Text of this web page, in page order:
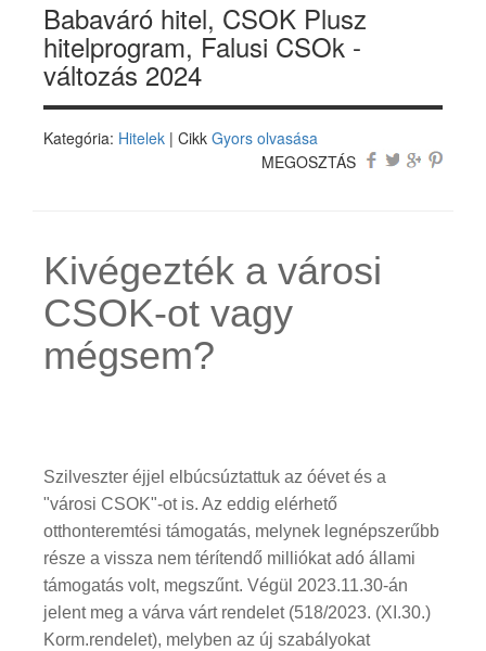
Babaváró hitel, CSOK Plusz
hitelprogram, Falusi CSOk -
változás 2024
Kategória: Hitelek | Cikk Gyors olvasása
MEGOSZTÁS
Kivégezték a városi
CSOK-ot vagy
mégsem?
Szilveszter éjjel elbúcsúztattuk az óévet és a
"városi CSOK"-ot is. Az eddig elérhető
otthonteremtési támogatás, melynek legnépszerűbb
része a vissza nem térítendő milliókat adó állami
támogatás volt, megszűnt. Végül 2023.11.30-án
jelent meg a várva várt rendelet (518/2023. (XI.30.)
Korm.rendelet), melyben az új szabályokat